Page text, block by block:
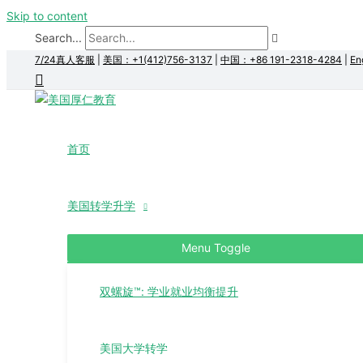
Skip to content
Search...
7/24真人客服 美国：+1(412)756-3137 中国：+86 191-2318-4284
首页
美国转学升学
Menu Toggle
双螺旋™: 学业就业均衡提升
美国大学转学